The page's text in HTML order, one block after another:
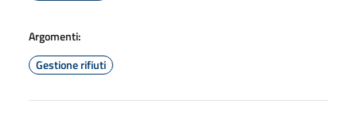
Argomenti:
Gestione rifiuti